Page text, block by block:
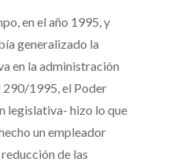
en el año 1995, y
generalizado la
en la administración
1995, el Poder
legislativa- hizo lo que
un empleador
de las